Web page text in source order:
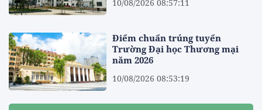
10/08/2026 08:57:11
Điểm chuẩn trúng tuyển
Trường Đại học Thương mại
năm 2026
10/08/2026 08:53:19